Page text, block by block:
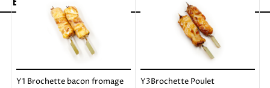
Y1 Brochette bacon fromage Y3Brochette Poulet